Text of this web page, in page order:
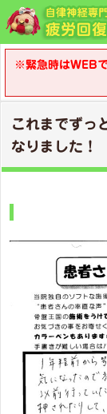
※緊急時はWEB
これまでずっ
なりました！